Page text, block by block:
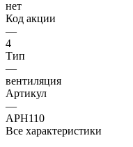
нет
Код акции
—
4
Тип
—
вентиляция
Артикул
—
APH110
Все характеристики